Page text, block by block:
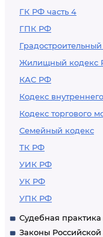
ГК РФ часть 4
ГПК РФ
Жилищный кодекс
КАС РФ
Кодекс
Кодекс торгового
Семейный кодекс
ТК РФ
УИК РФ
УК РФ
УПК РФ
Судебная
Законы